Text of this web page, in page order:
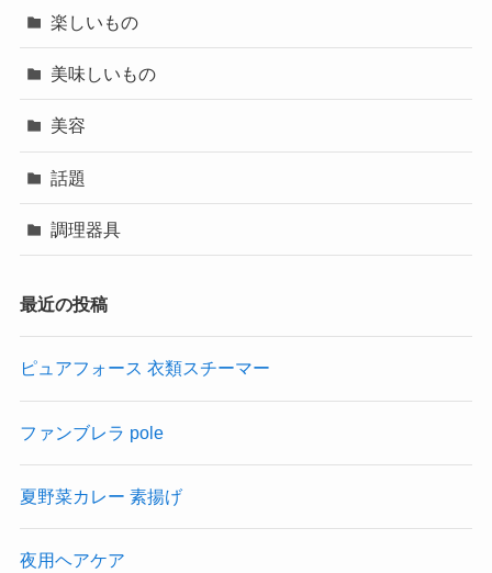
楽しいもの
美味しいもの
美容
話題
調理器具
最近の投稿
ピュアフォース 衣類スチーマー
ファンブレラ pole
夏野菜カレー 素揚げ
夜用ヘアケア